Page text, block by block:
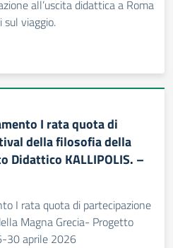
all’uscita didattica a Roma
sul viaggio.
I rata quota di
della filosofia della
Didattico KALLIPOLIS. –
I rata quota di partecipazione
Magna Grecia- Progetto
30 aprile 2026